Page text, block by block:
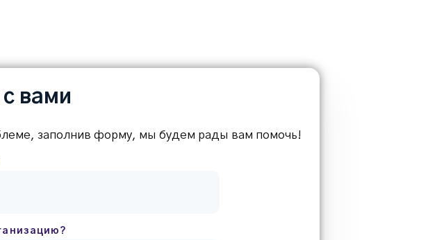
вами
заполнив форму, мы будем рады вам помочь!